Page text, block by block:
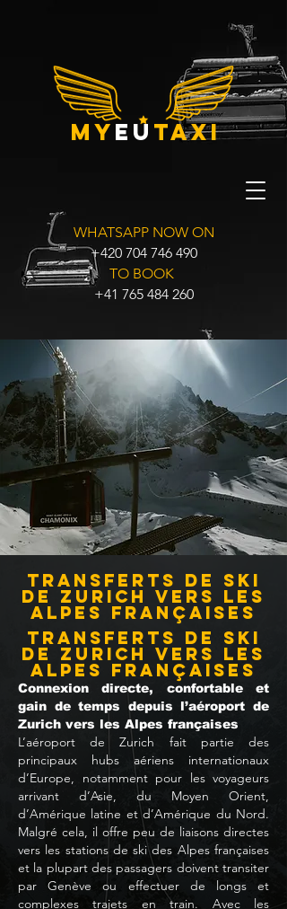
myeu taxi
WHATSAPP NOW ON
+420 704 746 490
TO BOOK
+41 765 484 260
Transferts de ski
de Zurich vers les
Alpes françaises
Transferts de ski
de Zurich vers les
Alpes françaises
Connexion directe, confortable et
gain de temps depuis l’aéroport de
Zurich vers les Alpes françaises
L’aéroport de Zurich fait partie des
principaux hubs aériens internationaux
d’Europe, notamment pour les voyageurs
arrivant d’Asie, du Moyen Orient,
d’Amérique latine et d’Amérique du Nord.
Malgré cela, il offre peu de liaisons directes
vers les stations de ski des Alpes françaises
et la plupart des passagers doivent transiter
par Genève ou effectuer de longs et
complexes trajets en train. Avec les